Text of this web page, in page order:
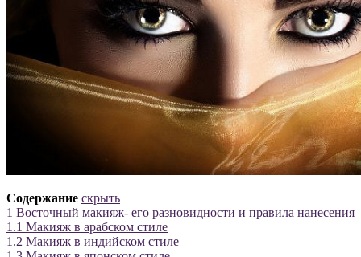
Содержание скрыть
1 Восточный макияж- его разновидности и правила нанесения
1.1 Макияж в арабском стиле
1.2 Макияж в индийском стиле